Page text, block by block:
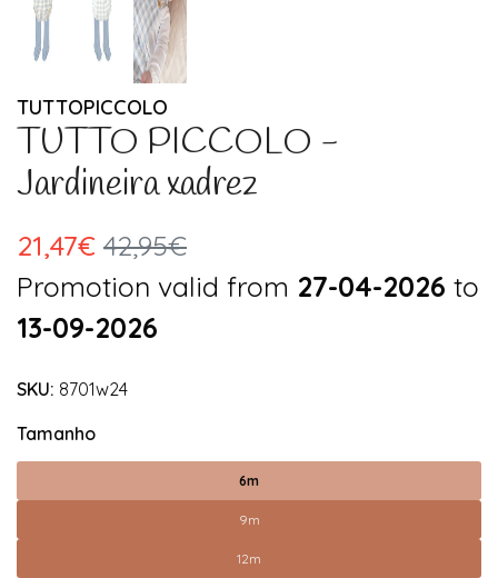
TUTTOPICCOLO
TUTTO PICCOLO -
Jardineira xadrez
21,47€ 42,95€
Promotion valid from 27-04-2026 to
13-09-2026
SKU: 8701w24
Tamanho
6m
9m
12m